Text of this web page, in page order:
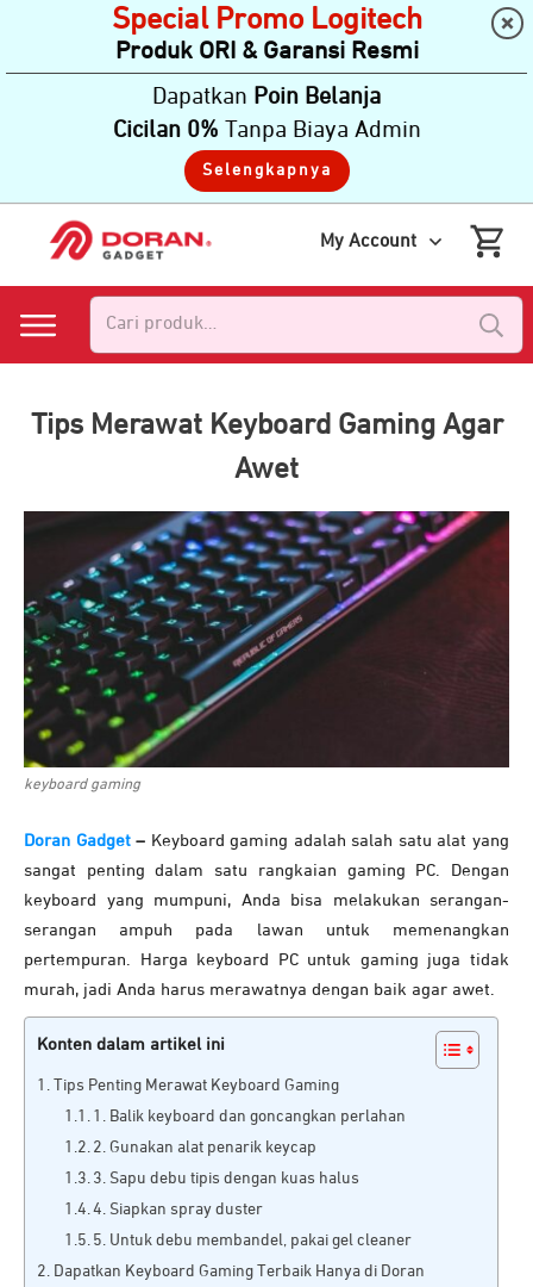
My Account
Tips Merawat Keyboard Gaming Agar
Awet
keyboard gaming
Doran Gadget– Keyboard gaming adalah salah satu alat yang
sangat penting dalam satu rangkaian gaming PC. Dengan
keyboard yang mumpuni, Anda bisa melakukan serangan-
serangan ampuh pada lawan untuk memenangkan
pertempuran. Harga keyboard PC untuk gaming juga tidak
murah, jadi Anda harus merawatnya dengan baik agar awet.
Konten dalam artikel ini
Tips Penting Merawat Keyboard Gaming
1. Balik keyboard dan goncangkan perlahan
2. Gunakan alat penarik keycap
3. Sapu debu tipis dengan kuas halus
4. Siapkan spray duster
5. Untuk debu membandel, pakai gel cleaner
Dapatkan Keyboard Gaming Terbaik Hanya di Doran
Special Promo Logitech
Produk ORI & Garansi Resmi
Dapatkan Poin Belanja
Cicilan 0%
Tanpa Biaya Admin
Selengkapnya